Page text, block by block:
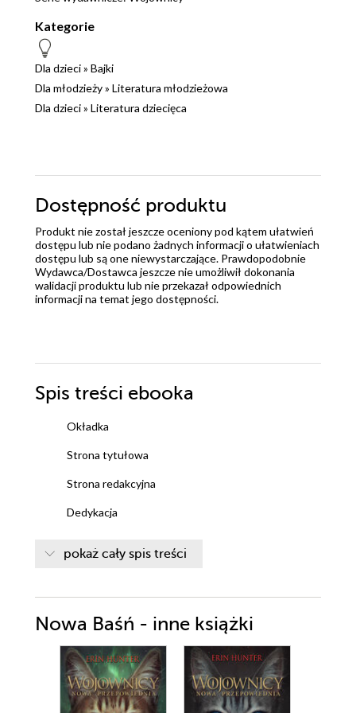
Kategorie
Dla dzieci» Bajki
Dla młodzieży» Literatura młodzieżowa
Dla dzieci» Literatura dziecięca
Dostępność produktu
Produkt nie został jeszcze oceniony pod kątem ułatwień
dostępu lub nie podano żadnych informacji o ułatwieniach
dostępu lub są one niewystarczające. Prawdopodobnie
Wydawca/Dostawca jeszcze nie umożliwił dokonania
walidacji produktu lub nie przekazał odpowiednich
informacji na temat jego dostępności.
Spis treści ebooka
Okładka
Strona tytułowa
Strona redakcyjna
Dedykacja
Prolog
Rozdział 1
Rozdział 2
Rozdział 3
pokaż cały spis treści
Nowa Baśń - inne książki